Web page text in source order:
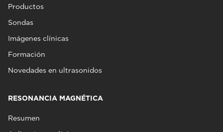
Productos
Sondas
Imágenes clínicas
Formación
Novedades en ultrasonidos
RESONANCIA MAGNÉTICA
Resumen